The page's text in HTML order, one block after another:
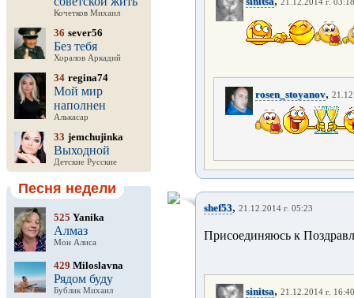
Кочетков Михаил
36 sever56
Без тебя
Хоралов Аркадий
34 regina74
Мой мир
наполнен
Алькасар
33 jemchujinka
Выходной
Детские Русские
Песня недели
525 Yanika
Алмаз
Мон Алиса
429 Miloslavna
Рядом буду
Бублик Михаил
21.12.2014 г. 03:18
rosen_stoyanov,
shef53, 21.12.2014 г. 05:23
Присоединяюсь к
sinitsa, 21.12.2014 г. 16:40